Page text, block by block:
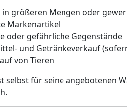
in größeren Mengen oder
Markenartikel
oder gefährliche Gegenstände
und Getränkeverkauf
von Tieren
selbst für seine angebotenen